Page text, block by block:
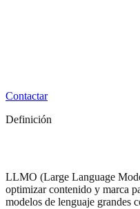
Contactar
Definición
LLMO (Large Language
optimizar contenido y marca
modelos de lenguaje grandes